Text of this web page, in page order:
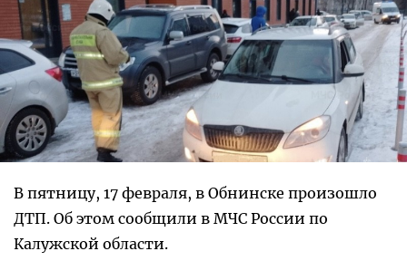
В пятницу, 17 февраля, в Обнинске произошло
ДТП. Об этом сообщили в МЧС России по
Калужской области.